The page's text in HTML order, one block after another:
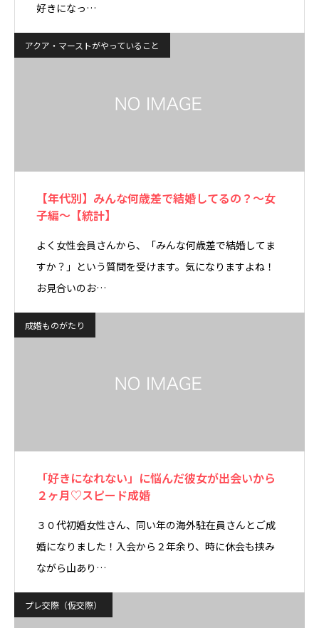
好きになっ…
アクア・マーストがやっていること
【年代別】みんな何歳差で結婚してるの？～女
子編～【統計】
よく女性会員さんから、「みんな何歳差で結婚してま
すか？」という質問を受けます。気になりますよね！
お見合いのお…
成婚ものがたり
「好きになれない」に悩んだ彼女が出会いから
２ヶ月♡スピード成婚
３０代初婚女性さん、同い年の海外駐在員さんとご成
婚になりました！入会から２年余り、時に休会も挟み
ながら山あり…
プレ交際（仮交際）